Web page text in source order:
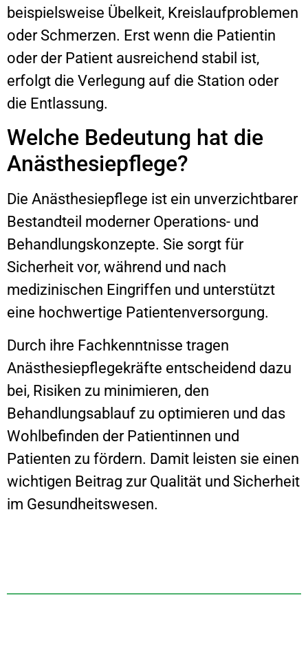
beispielsweise Übelkeit, Kreislaufproblemen
oder Schmerzen. Erst wenn die Patientin
oder der Patient ausreichend stabil ist,
erfolgt die Verlegung auf die Station oder
die Entlassung.
Welche Bedeutung hat die
Anästhesiepflege?
Die Anästhesiepflege ist ein unverzichtbarer
Bestandteil moderner Operations- und
Behandlungskonzepte. Sie sorgt für
Sicherheit vor, während und nach
medizinischen Eingriffen und unterstützt
eine hochwertige Patientenversorgung.
Durch ihre Fachkenntnisse tragen
Anästhesiepflegekräfte entscheidend dazu
bei, Risiken zu minimieren, den
Behandlungsablauf zu optimieren und das
Wohlbefinden der Patientinnen und
Patienten zu fördern. Damit leisten sie einen
wichtigen Beitrag zur Qualität und Sicherheit
im Gesundheitswesen.